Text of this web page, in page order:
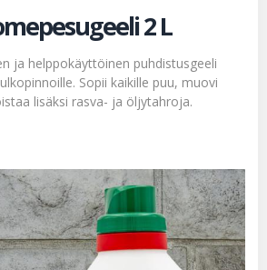
2 L
ja helppokäyttöinen puhdistusgeeli
Sopii kaikille puu, muovi
lisäksi rasva- ja öljytahroja.